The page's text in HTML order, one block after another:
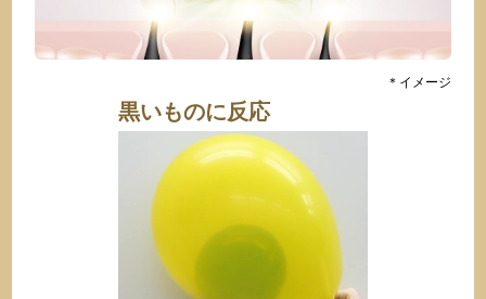
＊イメージ
黒いものに反応